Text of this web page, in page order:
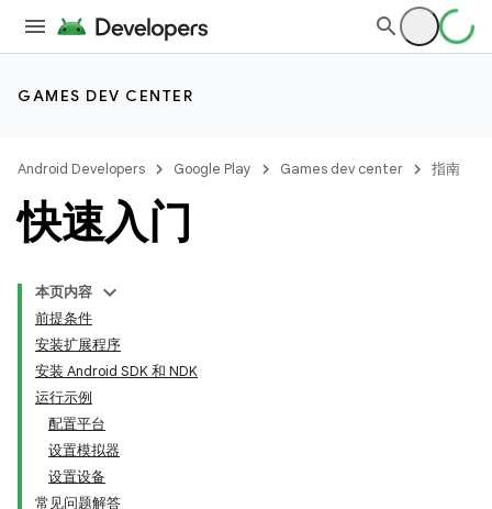
GAMES DEV CENTER
Android Developers Google Play Games dev center 指南
快速入门
本页内容
前提条件
安装扩展程序
安装 Android SDK 和 NDK
运行示例
配置平台
设置模拟器
设置设备
常见问题解答